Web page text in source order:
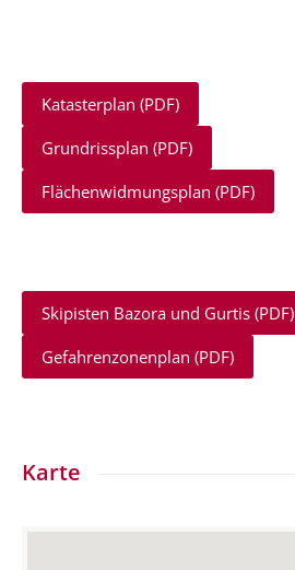
Katasterplan (PDF)
Grundrissplan (PDF)
Flächenwidmungsplan (PDF)
Skipisten Bazora und Gurtis (PDF)
Gefahrenzonenplan (PDF)
Karte